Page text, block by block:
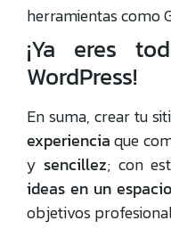
herramientas como
¡Ya eres
WordPress!
En suma, crear tu
experienciaque
ysencillez; con
ideas en un
objetivos